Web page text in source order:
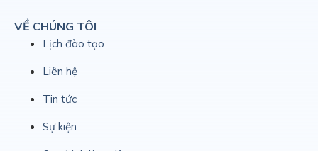
VỀ CHÚNG TÔI
Lịch đào tạo
Liên hệ
Tin tức
Sự kiện